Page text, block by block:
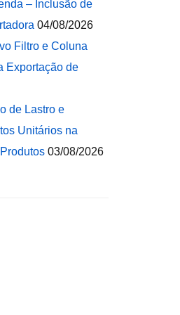
– Inclusão de
04/08/2026
Filtro e Coluna
Exportação de
de Lastro e
Unitários na
03/08/2026